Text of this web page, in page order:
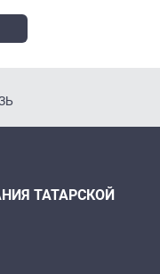
ТАТАРСКОЙ